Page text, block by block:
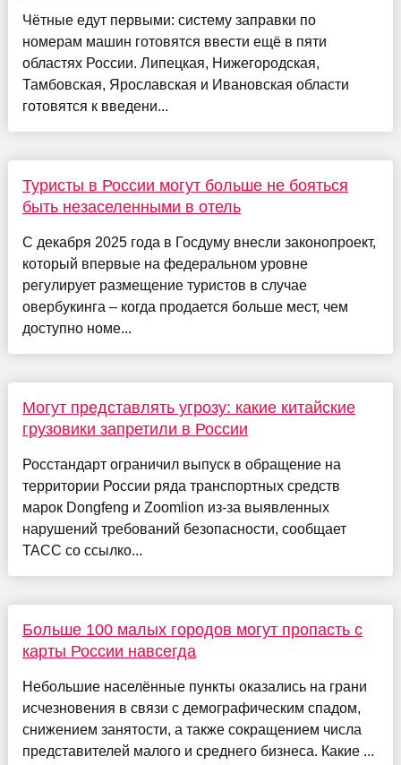
Чётные едут первыми: систему заправки по
номерам машин готовятся ввести ещё в пяти
областях России. Липецкая, Нижегородская,
Тамбовская, Ярославская и Ивановская области
готовятся к введени...
Туристы в России могут больше не бояться
быть незаселенными в отель
С декабря 2025 года в Госдуму внесли законопроект,
который впервые на федеральном уровне
регулирует размещение туристов в случае
овербукинга – когда продается больше мест, чем
доступно номе...
Могут представлять угрозу: какие китайские
грузовики запретили в России
Росстандарт ограничил выпуск в обращение на
территории России ряда транспортных средств
марок Dongfeng и Zoomlion из-за выявленных
нарушений требований безопасности, сообщает
ТАСС со ссылко...
Больше 100 малых городов могут пропасть с
карты России навсегда
Небольшие населённые пункты оказались на грани
исчезновения в связи с демографическим спадом,
снижением занятости, а также сокращением числа
представителей малого и среднего бизнеса. Какие ...